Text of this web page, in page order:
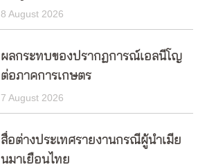
8 August 2026
ผลกระทบของปรากฏการณ์เอลนีโญ
ต่อภาคการเกษตร
7 August 2026
สื่อต่างประเทศรายงานกรณีผู้นำเมีย
นมาเยือนไทย